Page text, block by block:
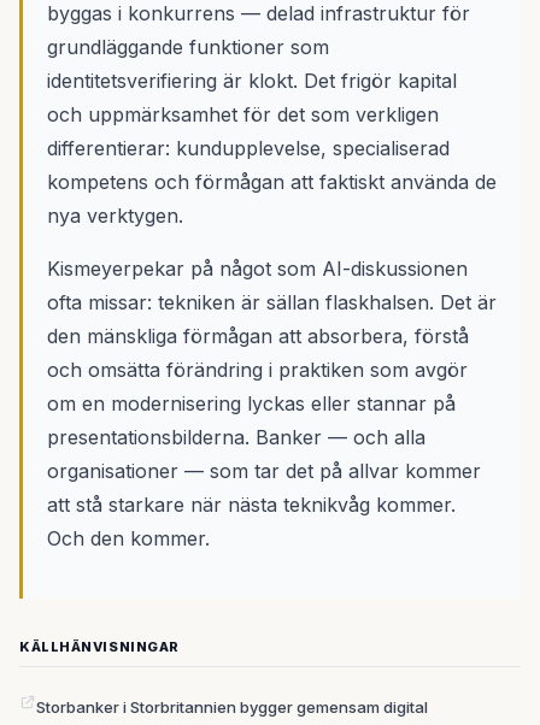
byggas i konkurrens — delad infrastruktur för
grundläggande funktioner som
identitetsverifiering är klokt. Det frigör kapital
och uppmärksamhet för det som verkligen
differentierar: kundupplevelse, specialiserad
kompetens och förmågan att faktiskt använda de
nya verktygen.
Kismeyerpekar på något som AI-diskussionen
ofta missar: tekniken är sällan flaskhalsen. Det är
den mänskliga förmågan att absorbera, förstå
och omsätta förändring i praktiken som avgör
om en modernisering lyckas eller stannar på
presentationsbilderna. Banker — och alla
organisationer — som tar det på allvar kommer
att stå starkare när nästa teknikvåg kommer.
Och den kommer.
KÄLLHÄNVISNINGAR
Storbanker i Storbritannien bygger gemensam digital